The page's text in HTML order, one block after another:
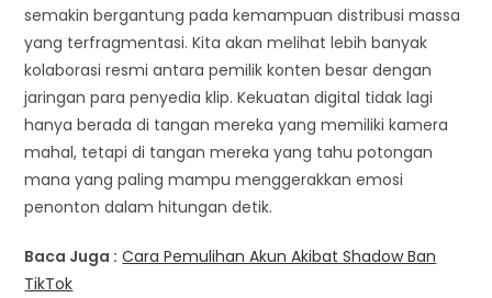
semakin bergantung pada kemampuan distribusi massa
yang terfragmentasi. Kita akan melihat lebih banyak
kolaborasi resmi antara pemilik konten besar dengan
jaringan para penyedia klip. Kekuatan digital tidak lagi
hanya berada di tangan mereka yang memiliki kamera
mahal, tetapi di tangan mereka yang tahu potongan
mana yang paling mampu menggerakkan emosi
penonton dalam hitungan detik.
Baca Juga : Cara Pemulihan Akun Akibat Shadow Ban
TikTok